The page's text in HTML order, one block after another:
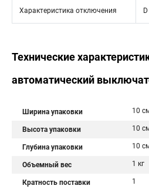
Характеристика отключения D
Технические
автоматический
Ширина упаковки 10
Высота упаковки 10
Глубина упаковки 10
Объемный вес 1 кг
Кратность поставки 1